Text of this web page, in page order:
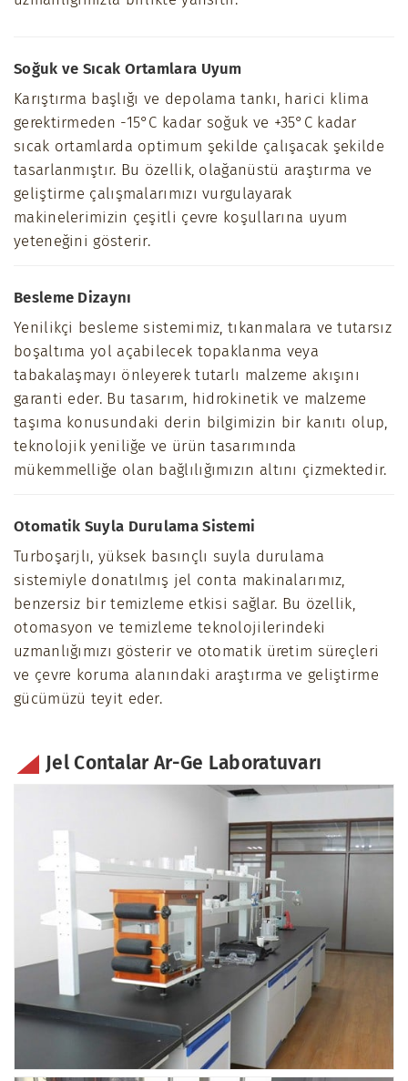
Soğuk ve Sıcak Ortamlara Uyum
Karıştırma başlığı ve depolama tankı, harici klima
gerektirmeden -15°C kadar soğuk ve +35°C kadar
sıcak ortamlarda optimum şekilde çalışacak şekilde
tasarlanmıştır. Bu özellik, olağanüstü araştırma ve
geliştirme çalışmalarımızı vurgulayarak
makinelerimizin çeşitli çevre koşullarına uyum
yeteneğini gösterir.
Besleme Dizaynı
Yenilikçi besleme sistemimiz, tıkanmalara ve tutarsız
boşaltıma yol açabilecek topaklanma veya
tabakalaşmayı önleyerek tutarlı malzeme akışını
garanti eder. Bu tasarım, hidrokinetik ve malzeme
taşıma konusundaki derin bilgimizin bir kanıtı olup,
teknolojik yeniliğe ve ürün tasarımında
mükemmelliğe olan bağlılığımızın altını çizmektedir.
Otomatik Suyla Durulama Sistemi
Turboşarjlı, yüksek basınçlı suyla durulama
sistemiyle donatılmış jel conta makinalarımız,
benzersiz bir temizleme etkisi sağlar. Bu özellik,
otomasyon ve temizleme teknolojilerindeki
uzmanlığımızı gösterir ve otomatik üretim süreçleri
ve çevre koruma alanındaki araştırma ve geliştirme
gücümüzü teyit eder.
Jel Contalar Ar-Ge Laboratuvarı